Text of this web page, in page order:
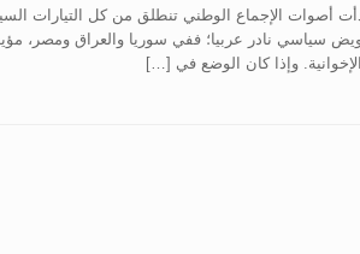
أصوات الإجماع الوطني تنطلق من كل التيارات
سياسي نادر عربيا؛ ففي سوريا والعراق ومصر،
وإذا كان الوضع في […]